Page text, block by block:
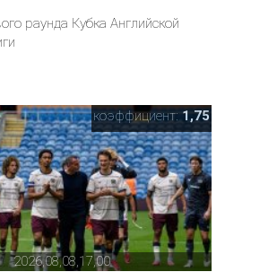
раунда Кубка Английской
2026,08,08,17,00
коэффициент: 1,75